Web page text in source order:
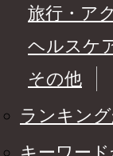
旅行・ア
ヘルスケ
その他
ランキン